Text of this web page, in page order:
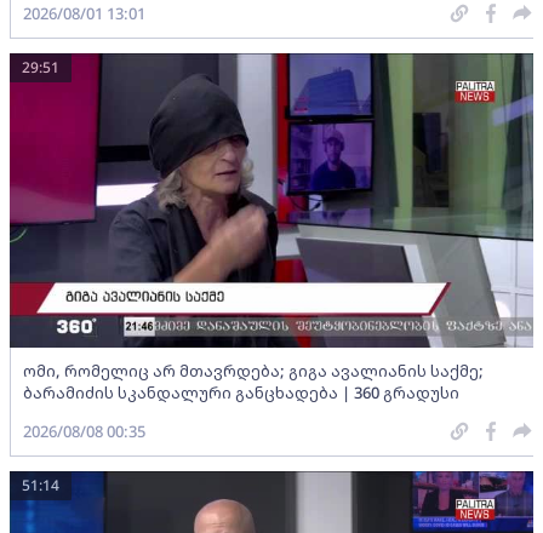
2026/08/01 13:01
ომი, რომელიც არ მთავრდება; გიგა ავალიანის საქმე;
ბარამიძის სკანდალური განცხადება | 360 გრადუსი
29:51
2026/08/08 00:35
51:14